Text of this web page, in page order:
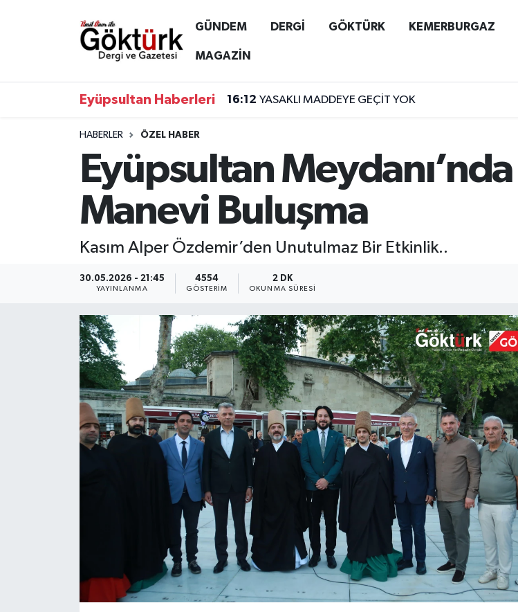
GÜNDEM DERGİ GÖKTÜRK KEMERBURGAZ
MAGAZİN
Eyüpsultan Haberleri 16:12 YASAKLI MADDEYE GEÇİT YOK
HABERLER ÖZEL HABER
Eyüpsultan
Manevi Buluşma
Kasım Alper Özdemir’den Unutulmaz Bir Etkinlik..
30.05.2026 - 21:45
YAYINLANMA
4554
GÖSTERIM
2 DK
OKUNMA SÜRESI
Anne Çocuk
KEMERBURGAZ
KÜLTÜR - SANAT
MAGAZİN
ÖZEL HABER
TİCARET
Eyüpsultan Hava Durumu
Tüm Manşetler
Son Dakika Haberleri